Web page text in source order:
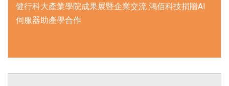
健行科大產業學院成果展暨企業交流 鴻佰科技捐贈AI
伺服器助產學合作